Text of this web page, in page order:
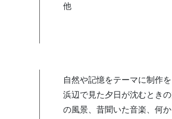
他
自然や記憶をテーマに制作を
浜辺で見た夕日が沈むとき
の風景、昔聞いた音楽、何か